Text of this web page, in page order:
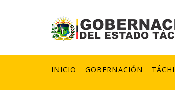
INICIO GOBERNACIÓN